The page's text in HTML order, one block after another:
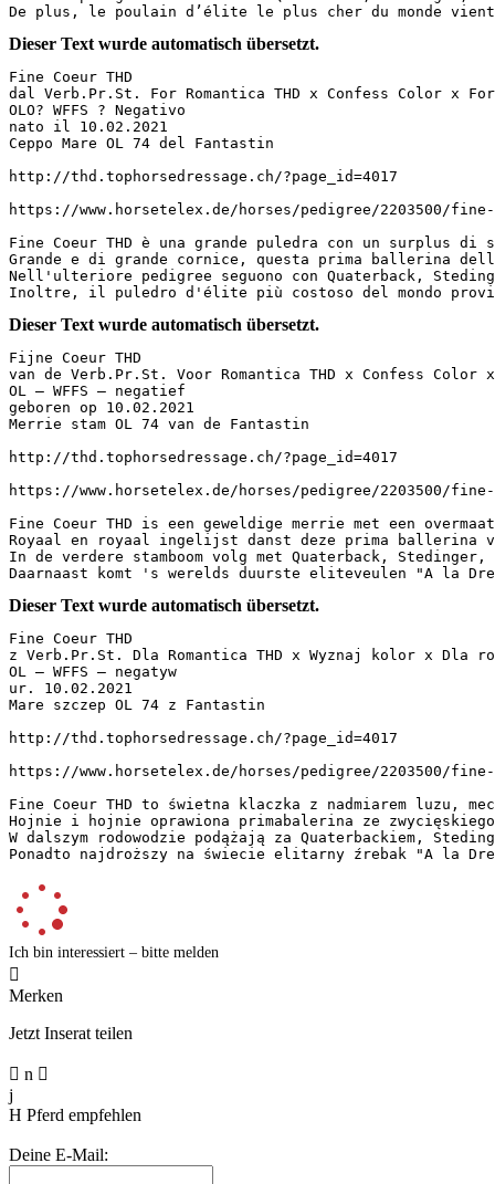
De plus, le poulain d’élite le plus cher du monde
Dieser Text wurde automatisch übersetzt.
Fine Coeur THD
dal Verb.Pr.St. For Romantica THD x Confess Color x
OLO? WFFS ? Negativo
nato il 10.02.2021
Ceppo Mare OL 74 del Fantastin
http://thd.tophorsedressage.ch/?page_id=4017
https://www.horsetelex.de/horses/pedigree/2203500/
Fine Coeur THD è una grande puledra con un surplus
Grande e di grande cornice, questa prima ballerina
Nell'ulteriore pedigree seguono con Quaterback,
Inoltre, il puledro d'élite più costoso del mondo
Dieser Text wurde automatisch übersetzt.
Fijne Coeur THD
van de Verb.Pr.St. Voor Romantica THD x Confess Color
OL – WFFS – negatief
geboren op 10.02.2021
Merrie stam OL 74 van de Fantastin
http://thd.tophorsedressage.ch/?page_id=4017
https://www.horsetelex.de/horses/pedigree/2203500/
Fine Coeur THD is een geweldige merrie met een
Royaal en royaal ingelijst danst deze prima ballerina
In de verdere stamboom volg met Quaterback,
Daarnaast komt 's werelds duurste eliteveulen "A la
Dieser Text wurde automatisch übersetzt.
Fine Coeur THD
z Verb.Pr.St. Dla Romantica THD x Wyznaj kolor x Dla
OL – WFFS – negatyw
ur. 10.02.2021
Mare szczep OL 74 z Fantastin
http://thd.tophorsedressage.ch/?page_id=4017
https://www.horsetelex.de/horses/pedigree/2203500/
Fine Coeur THD to świetna klaczka z nadmiarem luzu,
Hojnie i hojnie oprawiona primabalerina ze zwycięskiego
W dalszym rodowodzie podążają za Quaterbackiem,
Ponadto najdroższy na świecie elitarny źrebak "A la
Ich bin interessiert – bitte melden

Merken
Jetzt Inserat teilen
 n 
j
H Pferd empfehlen
Deine E-Mail: